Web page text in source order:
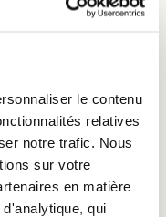
le contenu
relatives
notre trafic. Nous
sur votre
en matière
qui
toujours
pouvez choisir
des